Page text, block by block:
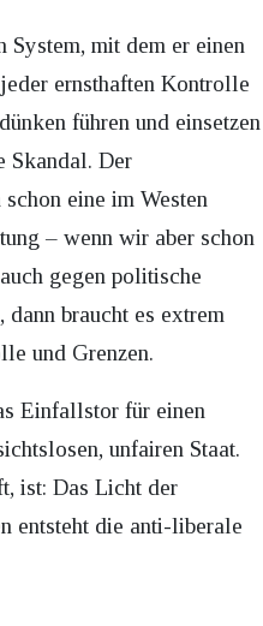
System, mit dem er einen
ernsthaften Kontrolle
führen und einsetzen
Skandal. Der
eine im Westen
– wenn wir aber schon
gegen politische
dann braucht es extrem
und Grenzen.
Einfallstor für einen
unfairen Staat.
ist: Das Licht der
entsteht die anti-liberale